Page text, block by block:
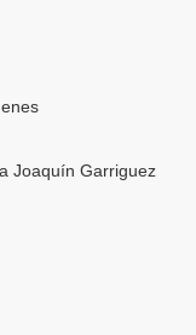
Joaquín Garriguez